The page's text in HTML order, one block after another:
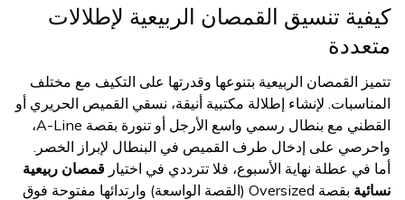
كيفية تنسيق القمصان الربيعية لإطلالات
متعددة
تتميز القمصان الربيعية بتنوعها وقدرتها على التكيف مع مختلف
المناسبات. لإنشاء إطلالة مكتبية أنيقة، نسقي القميص الحريري أو
القطني مع بنطال رسمي واسع الأرجل أو تنورة بقصة A-Line،
واحرصي على إدخال طرف القميص في البنطال لإبراز الخصر.
أما في عطلة نهاية الأسبوع، فلا تترددي في اختيار قمصان ربيعية
نسائية
بقصة Oversized (القصة الواسعة) وارتدائها مفتوحة فوق